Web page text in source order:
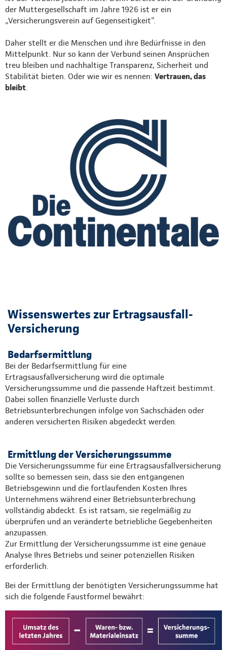
der Muttergesellschaft im Jahre 1926 ist er ein
„Versicherungsverein auf Gegenseitigkeit".
Daher stellt er die Menschen und ihre Bedürfnisse in den
Mittelpunkt. Nur so kann der Verbund seinen Ansprüchen
treu bleiben und nachhaltige Transparenz, Sicherheit und
Stabilität bieten. Oder wie wir es nennen: Vertrauen, das
bleibt
Wissenswertes zur Ertragsausfall-
Versicherung
Bedarfsermittlung
Bei der Bedarfsermittlung für eine
Ertragsausfallversicherung wird die optimale
Versicherungssumme und die passende Haftzeit bestimmt.
Dabei sollen finanzielle Verluste durch
Betriebsunterbrechungen infolge von Sachschäden oder
anderen versicherten Risiken abgedeckt werden.
Ermittlung der Versicherungssumme
Die Versicherungssumme für eine Ertragsausfallversicherung
sollte so bemessen sein, dass sie den entgangenen
Betriebsgewinn und die fortlaufenden Kosten Ihres
Unternehmens während einer Betriebsunterbrechung
vollständig abdeckt. Es ist ratsam, sie regelmäßig zu
überprüfen und an veränderte betriebliche Gegebenheiten
anzupassen.
Zur Ermittlung der Versicherungssumme ist eine genaue
Analyse Ihres Betriebs und seiner potenziellen Risiken
erforderlich.
Bei der Ermittlung der benötigten Versicherungssumme hat
sich die folgende Faustformel bewährt: